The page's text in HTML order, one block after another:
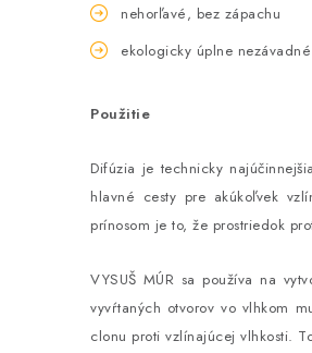
nehorľavé, bez zápachu
ekologicky úplne nezávadné
Použitie
Difúzia je technicky
hlavné cesty pre akúkoľvek
prínosom je to, že prostriedok
VYSUŠ MÚR sa používa na
vyvŕtaných otvorov vo vlhkom
clonu proti vzlínajúcej vlhkosti.